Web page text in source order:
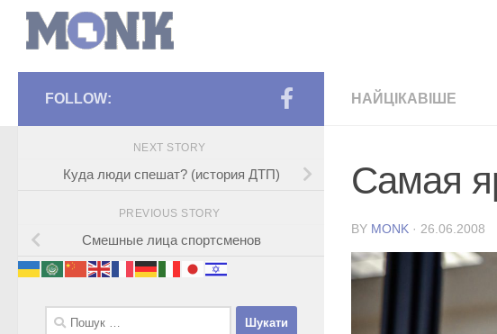
НАЙЦІКАВІШЕ
Самая
BY MONK · 26.06.2008
FOLLOW:
NEXT STORY
Куда люди спешат? (история ДТП)
PREVIOUS STORY
Смешные лица спортсменов
Пошук: